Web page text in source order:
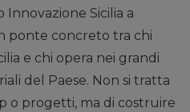
Innovazione Sicilia a
ponte concreto tra chi
e chi opera nei grandi
del Paese. Non si tratta
o progetti, ma di costruire